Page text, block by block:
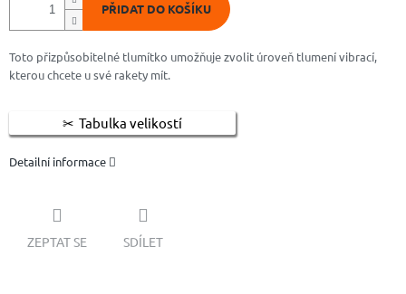
PŘIDAT DO KOŠÍKU
Toto přizpůsobitelné tlumítko umožňuje zvolit úroveň tlumení vibrací,
kterou chcete u své rakety mít.
Tabulka velikostí
Detailní informace
ZEPTAT SE SDÍLET